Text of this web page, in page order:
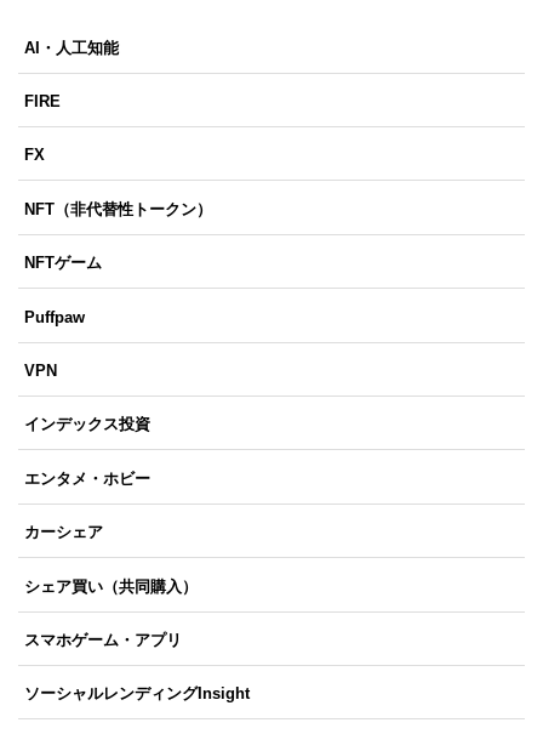
AI・人工知能
FIRE
FX
NFT（非代替性トークン）
NFTゲーム
Puffpaw
VPN
インデックス投資
エンタメ・ホビー
カーシェア
シェア買い（共同購入）
スマホゲーム・アプリ
ソーシャルレンディングInsight